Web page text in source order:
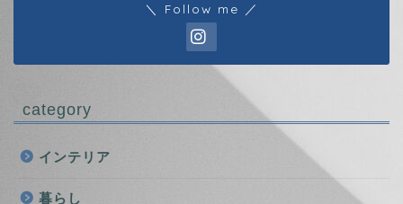
＼ Follow me ／
category
インテリア
暮らし